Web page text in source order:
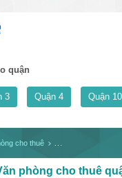
quận
3 Quận 4 Quận 10
cho thuê
phòng cho thuê